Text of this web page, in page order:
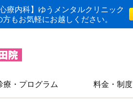
心療内科】ゆうメンタルクリニック
もお気軽にお越しください。
療・プログラム 料金・制度